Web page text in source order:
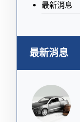
最新消息
最新消息